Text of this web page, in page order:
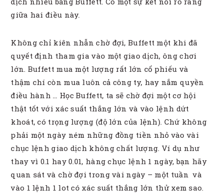
giữa hai điều này.
Không chỉ kiên nhẫn chờ đợi, Buffett một khi đã
quyết định tham gia vào một giao dịch, ông chơi
lớn. Buffett mua một lượng rất lớn cổ phiếu và
thậm chí còn mua luôn cả công ty, hay nắm quyền
điều hành … Học Buffett, ta sẽ chờ đợi một cơ hội
thật tốt với xác suất thắng lớn và vào lệnh dứt
khoát, có trọng lượng (độ lớn của lệnh). Chứ không
phải một ngày ném những đồng tiền nhỏ vào vài
chục lệnh giao dịch không chất lượng. Ví dụ như
thay vì 0.1 hay 0.01, hàng chục lệnh 1 ngày, bạn hãy
quan sát và chờ đợi trong vài ngày – một tuần và
vào 1 lệnh 1 lot có xác suất thắng lớn thử xem sao.